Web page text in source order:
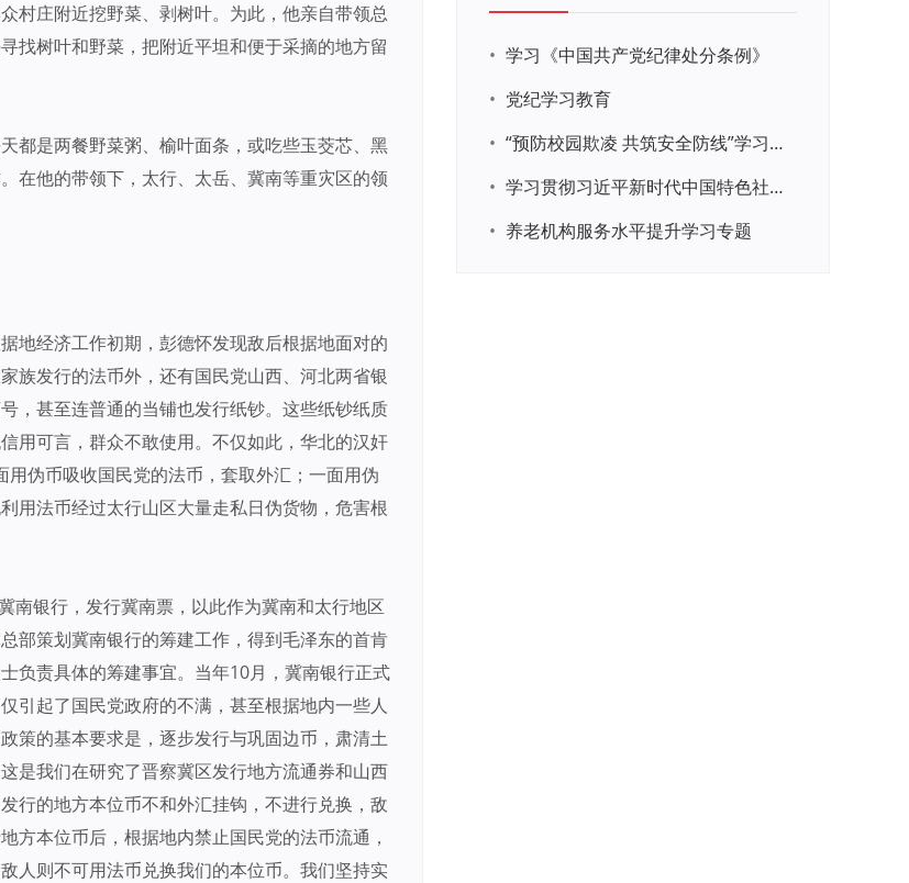
村庄附近挖野菜、剥树叶。为此，他亲自带领总
找树叶和野菜，把附近平坦和便于采摘的地方留
都是两餐野菜粥、榆叶面条，或吃些玉茭芯、黑
在他的带领下，太行、太岳、冀南等重灾区的领
地经济工作初期，彭德怀发现敌后根据地面对的
族发行的法币外，还有国民党山西、河北两省银
，甚至连普通的当铺也发行纸钞。这些纸钞纸质
用可言，群众不敢使用。不仅如此，华北的汉奸
用伪币吸收国民党的法币，套取外汇；一面用伪
用法币经过太行山区大量走私日伪货物，危害根
南银行，发行冀南票，以此作为冀南和太行地区
部策划冀南银行的筹建工作，得到毛泽东的首肯
负责具体的筹建事宜。当年10月，冀南银行正式
引起了国民党政府的不满，甚至根据地内一些人
策的基本要求是，逐步发行与巩固边币，肃清土
是我们在研究了晋察冀区发行地方流通券和山西
行的地方本位币不和外汇挂钩，不进行兑换，敌
方本位币后，根据地内禁止国民党的法币流通，
人则不可用法币兑换我们的本位币。我们坚持实
• 学习《中国共产党纪律处分条例》
• 党纪学习教育
•
“预防校园欺凌 共筑安全防线”学习专题
•
学习贯彻习近平新时代中国特色社会主义思想主题教育
• 养老机构服务水平提升学习专题